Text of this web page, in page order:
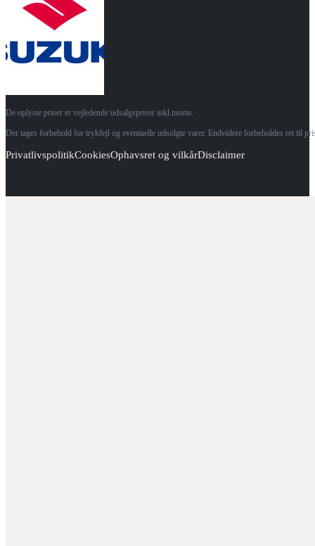
De oplyste priser er vejledende udsalgspriser inkl.moms.
Der tages forbehold for trykfejl og eventuelle udsolgte varer. Endvidere forbeholdes ret til
PrivatlivspolitikCookiesOphavsret og vilkårDisclaimer